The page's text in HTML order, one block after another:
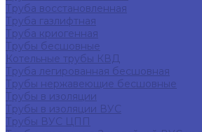
Труба восстановленная
Труба газлифтная
Труба криогенная
Трубы бесшовные
Котельные трубы КВД
Труба легированная бесшовная
Трубы нержавеющие бесшовные
Трубы в изоляции
Трубы в изоляции ВУС
Трубы ВУС ЦПП